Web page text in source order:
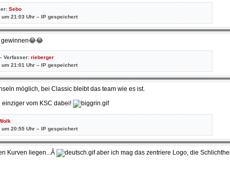
Sebo
21:03 Uhr – IP gespeichert
gewinnen😂😂
Verfasser: rieberger
21:01 Uhr – IP gespeichert
möglich, bei Classic bleibt das team wie es ist.
vom KSC dabei!
20:55 Uhr – IP gespeichert
Kurven liegen...Â aber ich mag das zentriere Logo, die